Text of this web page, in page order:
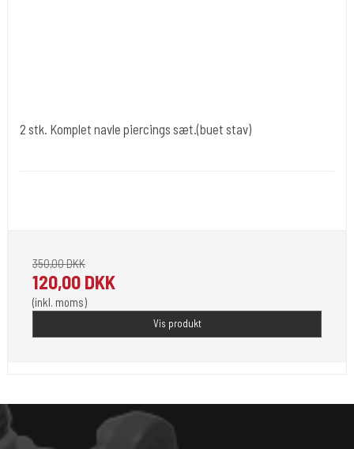
2 stk. Komplet navle piercings sæt.(buet stav)
350,00 DKK
120,00 DKK
(inkl. moms)
Vis produkt